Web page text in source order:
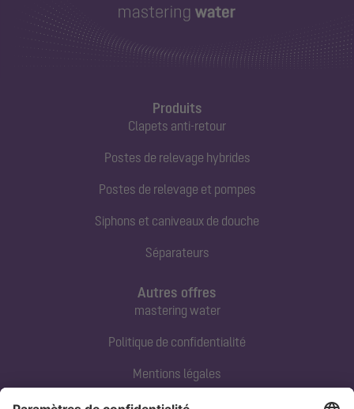
Produits
Clapets anti-retour
Postes de relevage hybrides
Postes de relevage et pompes
Siphons et caniveaux de douche
Séparateurs
Autres offres
mastering water
Politique de confidentialité
Mentions légales